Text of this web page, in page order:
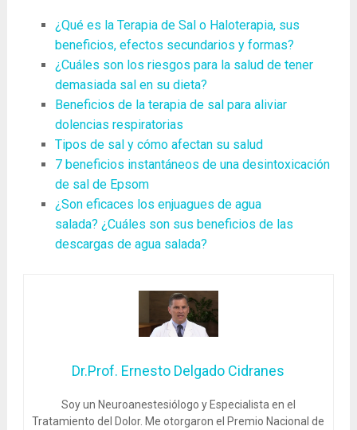
¿Qué es la Terapia de Sal o Haloterapia, sus
beneficios, efectos secundarios y formas?
¿Cuáles son los riesgos para la salud de tener
demasiada sal en su dieta?
Beneficios de la terapia de sal para aliviar
dolencias respiratorias
Tipos de sal y cómo afectan su salud
7 beneficios instantáneos de una desintoxicación
de sal de Epsom
¿Son eficaces los enjuagues de agua
salada? ¿Cuáles son sus beneficios de las
descargas de agua salada?
Dr.Prof. Ernesto Delgado Cidranes
Soy un Neuroanestesiólogo y Especialista en el
Tratamiento del Dolor. Me otorgaron el Premio Nacional de